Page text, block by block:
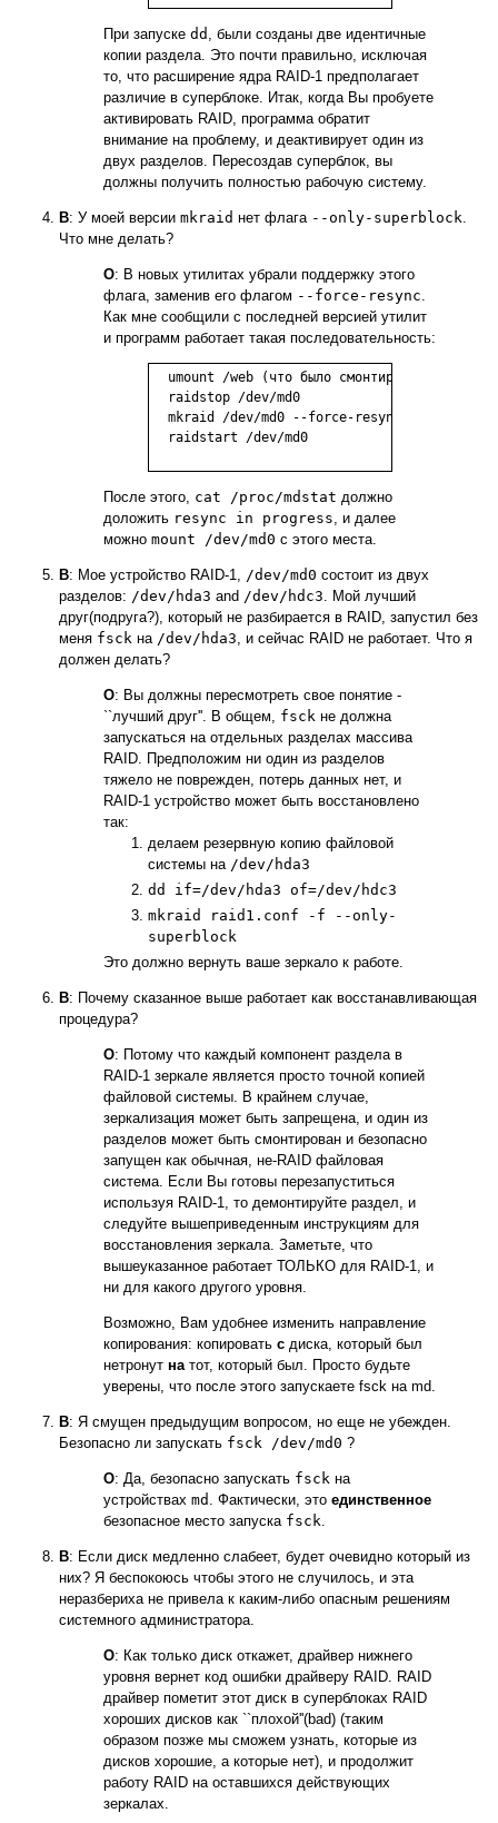
При запуске dd , были созданы две идентичные
копии раздела. Это почти правильно, исключая
то, что расширение ядра RAID-1 предполагает
различие в суперблоке. Итак, когда Вы пробуете
активировать RAID, программа обратит
внимание на проблему, и деактивирует один из
двух разделов. Пересоздав суперблок, вы
должны получить полностью рабочую систему.
В: У моей версии mkraid нет флага --only-superblock.
Что мне делать?
О: В новых утилитах убрали поддержку этого
флага, заменив его флагом --force-resync.
Как мне сообщили с последней версией утилит
и программ работает такая последовательность:
umount /web (что было смонтировано на /
  raidstop /dev/md0
mkraid /dev/md0 --force-resync --really-
  raidstart /dev/md0
После этого, cat /proc/mdstat должно
доложить resync in progress, и далее
можно mount /dev/md0 с этого места.
В: Мое устройство RAID-1, /dev/md0 состоит из двух
разделов: /dev/hda3 and /dev/hdc3. Мой лучший
друг(подруга?), который не разбирается в RAID, запустил без
меня fsck на /dev/hda3, и сейчас RAID не работает. Что я
должен делать?
О: Вы должны пересмотреть свое понятие -
``лучший друг''. В общем, fsck не должна
запускаться на отдельных разделах массива
RAID. Предположим ни один из разделов
тяжело не поврежден, потерь данных нет, и
RAID-1 устройство может быть восстановлено
так:
делаем резервную копию файловой
системы на /dev/hda3
dd if=/dev/hda3 of=/dev/hdc3
mkraid raid1.conf -f --only-
superblock
Это должно вернуть ваше зеркало к работе.
В: Почему сказанное выше работает как восстанавливающая
процедура?
О: Потому что каждый компонент раздела в
RAID-1 зеркале является просто точной копией
файловой системы. В крайнем случае,
зеркализация может быть запрещена, и один из
разделов может быть смонтирован и безопасно
запущен как обычная, не-RAID файловая
система. Если Вы готовы перезапуститься
используя RAID-1, то демонтируйте раздел, и
следуйте вышеприведенным инструкциям для
восстановления зеркала. Заметьте, что
вышеуказанное работает ТОЛЬКО для RAID-1, и
ни для какого другого уровня.
Возможно, Вам удобнее изменить направление
копирования: копировать с диска, который был
нетронут натот, который был. Просто будьте
уверены, что после этого запускаете fsck на md.
В: Я смущен предыдущим вопросом, но еще не убежден.
Безопасно ли запускать fsck /dev/md0 ?
О: Да, безопасно запускать fsck на
устройствах md . Фактически, это единственное
безопасное место запуска fsck.
В: Если диск медленно слабеет, будет очевидно который из
них? Я беспокоюсь чтобы этого не случилось, и эта
неразбериха не привела к каким-либо опасным решениям
системного администратора.
О: Как только диск откажет, драйвер нижнего
уровня вернет код ошибки драйверу RAID. RAID
драйвер пометит этот диск в суперблоках RAID
хороших дисков как ``плохой''(bad) (таким
образом позже мы сможем узнать, которые из
дисков хорошие, а которые нет), и продолжит
работу RAID на оставшихся действующих
зеркалах.